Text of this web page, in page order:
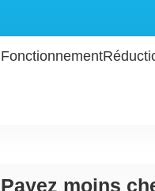
Fonctionnement
Payez moins